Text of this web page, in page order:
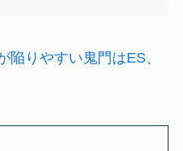
陥りやすい鬼門はES、